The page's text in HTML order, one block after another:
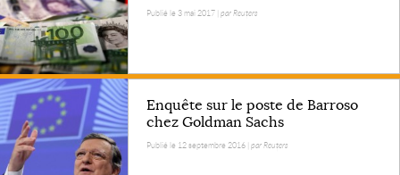
Publié le 3 mai 2017 |par Reuters
Enquête sur le poste de Barroso
chez Goldman Sachs
Publié le 12 septembre 2016 |par Reuters